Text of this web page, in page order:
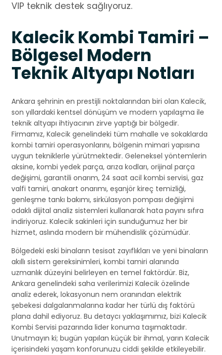
VIP teknik destek sağlıyoruz.
Kalecik Kombi Tamiri –
Bölgesel Modern
Teknik Altyapı Notları
Ankara şehrinin en prestijli noktalarından biri olan Kalecik,
son yıllardaki kentsel dönüşüm ve modern yapılaşma ile
teknik altyapı ihtiyacının zirve yaptığı bir bölgedir.
Firmamız, Kalecik genelindeki tüm mahalle ve sokaklarda
kombi tamiri operasyonlarını, bölgenin mimari yapısına
uygun tekniklerle yürütmektedir. Geleneksel yöntemlerin
aksine, kombi yedek parça, arıza kodları, orijinal parça
değişimi, garantili onarım, 24 saat acil kombi servisi, gaz
valfi tamiri, anakart onarımı, eşanjör kireç temizliği,
genleşme tankı bakımı, sirkülasyon pompası değişimi
odaklı dijital analiz sistemleri kullanarak hata payını sıfıra
indiriyoruz. Kalecik sakinleri için sunduğumuz her bir
hizmet, aslında modern bir mühendislik çözümüdür.
Bölgedeki eski binaların tesisat zayıflıkları ve yeni binaların
akıllı sistem gereksinimleri, kombi tamiri alanında
uzmanlık düzeyini belirleyen en temel faktördür. Biz,
Ankara genelindeki saha verilerimizi Kalecik özelinde
analiz ederek, lokasyonun nem oranından elektrik
şebekesi dalgalanmalarına kadar her türlü dış faktörü
plana dahil ediyoruz. Bu detaycı yaklaşımımız, bizi Kalecik
Kombi Servisi pazarında lider konuma taşımaktadır.
Unutmayın ki; bugün yapılan küçük bir ihmal, yarın Kalecik
içerisindeki yaşam konforunuzu ciddi şekilde etkileyebilir.